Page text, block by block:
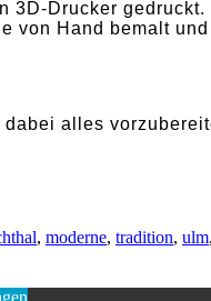
Drucker
Hand bemalt
alles
, moderne, tradition, ulm,